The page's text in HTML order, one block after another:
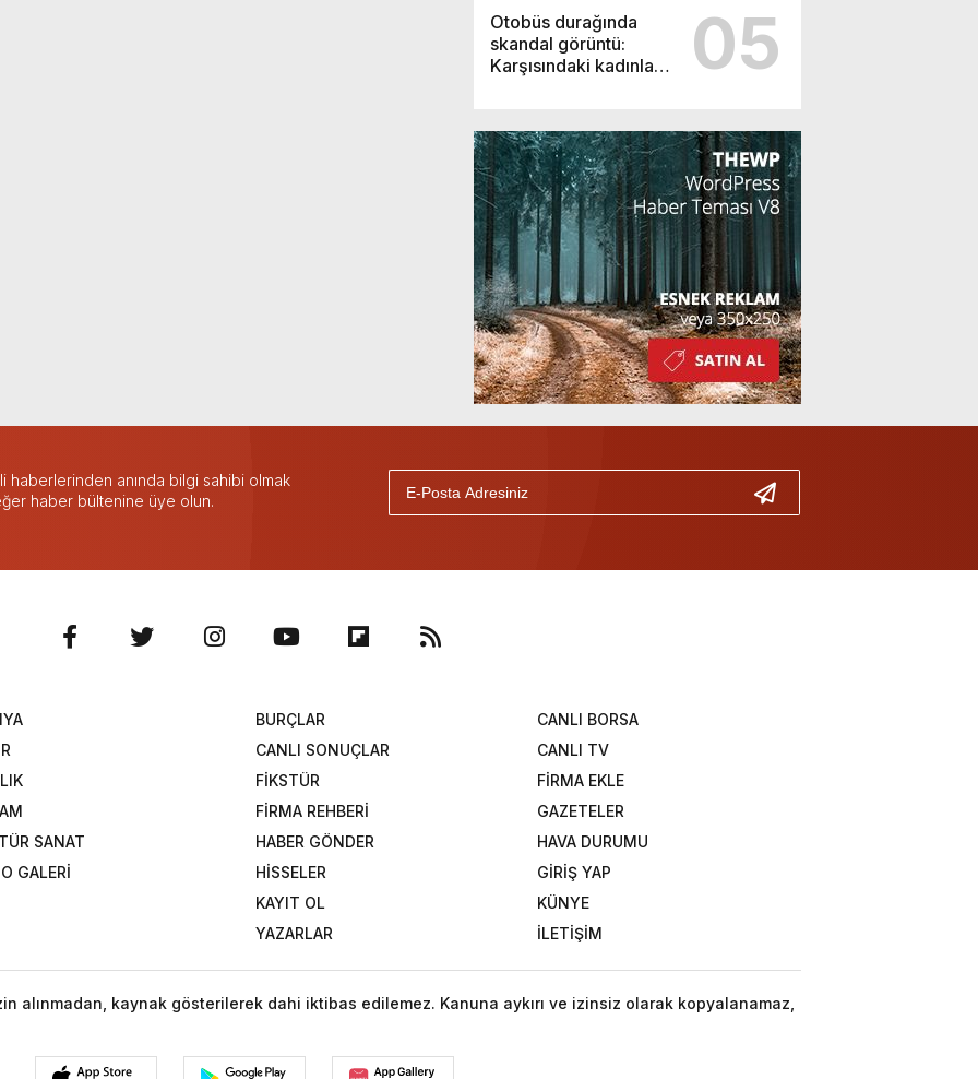
Otobüs durağında
skandal görüntü:
Karşısındaki kadınlara
05
haberlerinden anında bilgi sahibi olmak
haber bültenine üye olun.
SANAT
GALERİ
BURÇLAR
CANLI BORSA
CANLI SONUÇLAR
CANLI TV
FİKSTÜR
FİRMA EKLE
FİRMA REHBERİ
GAZETELER
HABER GÖNDER
HAVA DURUMU
HİSSELER
GİRİŞ YAP
KAYIT OL
KÜNYE
YAZARLAR
İLETİŞİM
alınmadan, kaynak gösterilerek dahi iktibas edilemez. Kanuna aykırı ve izinsiz olarak kopyalanamaz,